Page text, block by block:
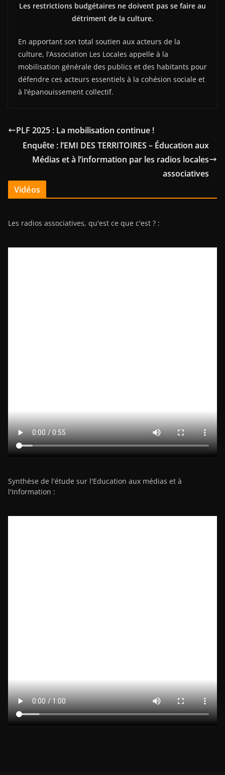
Les restrictions budgétaires ne doivent pas se faire au
détriment de la culture.
En apportant son total soutien aux acteurs de la
culture, l’Association Les Locales appelle à la
mobilisation générale des publics et des habitants pour
défendre ces acteurs essentiels à la cohésion sociale et
à l’épanouissement collectif.
PLF 2025 : La mobilisation continue !
Enquête : l’EMI DES TERRITOIRES – Éducation aux
Médias et à l’information par les radios locales
associatives
Vidéos
Les radios associatives, qu'est ce que c'est ? :
Synthèse de l'étude sur l'Education aux médias et à
l'Information :